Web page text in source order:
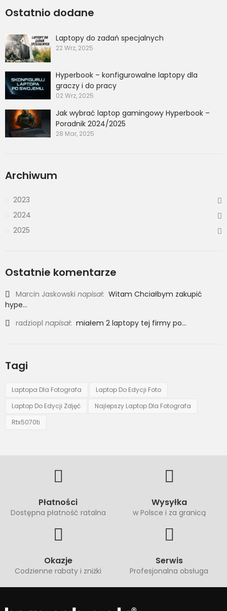
Ostatnio dodane
Laptopy do zadań specjalnych
22 Wrz, 2025
Hyperbook – konfigurowalne laptopy dla
graczy i do pracy
02 Wrz, 2025
Jak wybrać laptop gamingowy Hyperbook –
Poradnik 2024/2025
28 Mar, 2025
Archiwum
2023
2024
2025
Ostatnie komentarze
Marcin Jaskowski napisał: Witam Chciałbym zakupić
hype...
radziopl napisał: miałem 2 laptopy tej firmy po...
Tagi
Laptopa Dla Fotografa
Laptop Do Edycji Foto
Laptop Do Edycji Zdjęć
Najlepszy Laptop Dla Fotografa
Rtx5070ti
Płatności
Dostępna płatność ratalna
Wysyłka
w Polsce i za granicą
Okazje
Codzienne rabaty i zniżki
Serwis
Profesjonalna obsługa